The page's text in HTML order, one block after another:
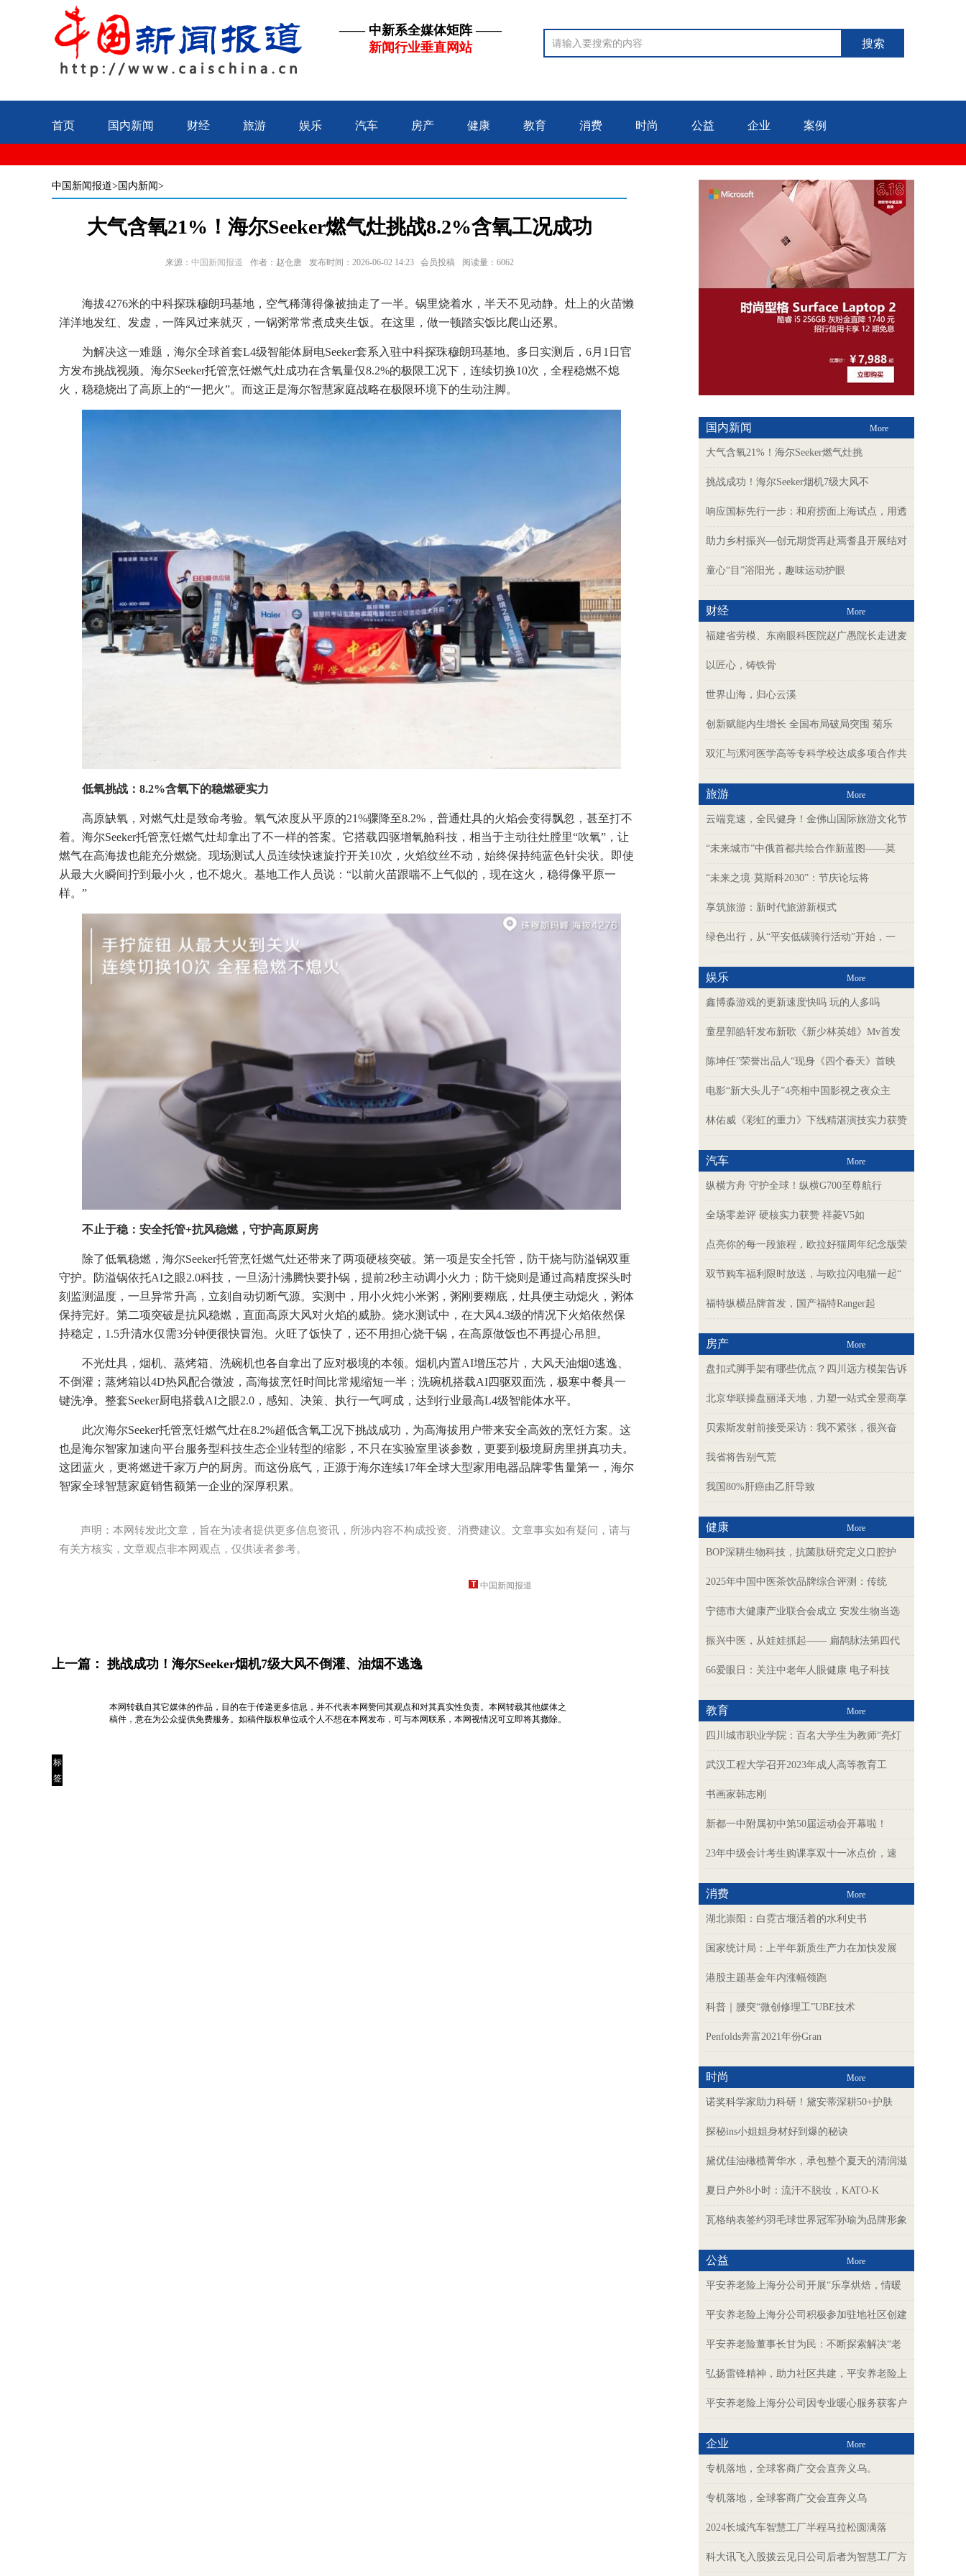
—— 中新系全媒体矩阵 ——
新闻行业垂直网站
搜索
首页 国内新闻 财经 旅游 娱乐 汽车 房产 健康 教育 消费 时尚 公益 企业 案例
中国新闻报道>国内新闻>
大气含氧21%！海尔Seeker燃气灶挑战8.2%含氧工况成功
来源： 中国新闻报道 作者：赵仓唐 发布时间：2026-06-02 14:23 会员投稿 阅读量：6062
海拔4276米的中科探珠穆朗玛基地，空气稀薄得像被抽走了一半。锅里烧着水，半天不见动静。灶上的火苗懒
洋洋地发红、发虚，一阵风过来就灭，一锅粥常常煮成夹生饭。在这里，做一顿踏实饭比爬山还累。
为解决这一难题，海尔全球首套L4级智能体厨电Seeker套系入驻中科探珠穆朗玛基地。多日实测后，6月1日官
方发布挑战视频。海尔Seeker托管烹饪燃气灶成功在含氧量仅8.2%的极限工况下，连续切换10次，全程稳燃不熄
火，稳稳烧出了高原上的“一把火”。而这正是海尔智慧家庭战略在极限环境下的生动注脚。
低氧挑战：8.2%含氧下的稳燃硬实力
高原缺氧，对燃气灶是致命考验。氧气浓度从平原的21%骤降至8.2%，普通灶具的火焰会变得飘忽，甚至打不
着。海尔Seeker托管烹饪燃气灶却拿出了不一样的答案。它搭载四驱增氧舱科技，相当于主动往灶膛里“吹氧”，让
燃气在高海拔也能充分燃烧。现场测试人员连续快速旋拧开关10次，火焰纹丝不动，始终保持纯蓝色针尖状。即使
从最大火瞬间拧到最小火，也不熄火。基地工作人员说：“以前火苗跟喘不上气似的，现在这火，稳得像平原一
样。”
不止于稳： 安全托管+抗风稳燃，守护高原厨房
除了低氧稳燃，海尔Seeker托管烹饪燃气灶还带来了两项硬核突破。第一项是安全托管，防干烧与防溢锅双重
守护。防溢锅依托AI之眼2.0科技，一旦汤汁沸腾快要扑锅，提前2秒主动调小火力；防干烧则是通过高精度探头时
刻监测温度，一旦异常升高，立刻自动切断气源。实测中，用小火炖小米粥，粥刚要糊底，灶具便主动熄火，粥体
保持完好。第二项突破是抗风稳燃，直面高原大风对火焰的威胁。烧水测试中，在大风4.3级的情况下火焰依然保
持稳定，1.5升清水仅需3分钟便很快冒泡。火旺了饭快了，还不用担心烧干锅，在高原做饭也不再提心吊胆。
不光灶具，烟机、蒸烤箱、洗碗机也各自拿出了应对极境的本领。烟机内置AI增压芯片，大风天油烟0逃逸、
不倒灌；蒸烤箱以4D热风配合微波，高海拔烹饪时间比常规缩短一半；洗碗机搭载AI四驱双面洗，极寒中餐具一
键洗净。整套Seeker厨电搭载AI之眼2.0，感知、决策、执行一气呵成，达到行业最高L4级智能体水平。
此次海尔Seeker托管烹饪燃气灶在8.2%超低含氧工况下挑战成功，为高海拔用户带来安全高效的烹饪方案。这
也是海尔智家加速向平台服务型科技生态企业转型的缩影，不只在实验室里谈参数，更要到极境厨房里拼真功夫。
这团蓝火，更将燃进千家万户的厨房。而这份底气，正源于海尔连续17年全球大型家用电器品牌零售量第一，海尔
智家全球智慧家庭销售额第一企业的深厚积累。
声明：本网转发此文章，旨在为读者提供更多信息资讯，所涉内容不构成投资、消费建议。文章事实如有疑问，请与
有关方核实，文章观点非本网观点，仅供读者参考。
中国新闻报道
上一篇： 挑战成功！海尔Seeker烟机7级大风不倒灌、油烟不逃逸
本网转载自其它媒体的作品，目的在于传递更多信息，并不代表本网赞同其观点和对其真实性负责。本网转载其他媒体之
稿件，意在为公众提供免费服务。如稿件版权单位或个人不想在本网发布，可与本网联系，本网视情况可立即将其撤除。
标
签
国内新闻 More
大气含氧21%！海尔Seeker燃气灶挑
挑战成功！海尔Seeker烟机7级大风不
响应国标先行一步：和府捞面上海试点，用透
助力乡村振兴—创元期货再赴焉耆县开展结对
童心“目”浴阳光，趣味运动护眼
财经 More
福建省劳模、东南眼科医院赵广愚院长走进麦
以匠心，铸铁骨
世界山海，归心云溪
创新赋能内生增长 全国布局破局突围 菊乐
双汇与漯河医学高等专科学校达成多项合作共
旅游 More
云端竞速，全民健身！金佛山国际旅游文化节
“未来城市”中俄首都共绘合作新蓝图——莫
“未来之境·莫斯科2030”：节庆论坛将
享筑旅游：新时代旅游新模式
绿色出行，从“平安低碳骑行活动”开始，一
娱乐 More
鑫博淼游戏的更新速度快吗 玩的人多吗
童星郭皓轩发布新歌《新少林英雄》Mv首发
陈坤任”荣誉出品人“现身《四个春天》首映
电影“新大头儿子”4亮相中国影视之夜众主
林佑威《彩虹的重力》下线精湛演技实力获赞
汽车 More
纵横方舟 守护全球！纵横G700至尊航行
全场零差评 硬核实力获赞 祥菱V5如
点亮你的每一段旅程，欧拉好猫周年纪念版荣
双节购车福利限时放送，与欧拉闪电猫一起“
福特纵横品牌首发，国产福特Ranger起
房产 More
盘扣式脚手架有哪些优点？四川远方模架告诉
北京华联操盘丽泽天地，力塑一站式全景商享
贝索斯发射前接受采访：我不紧张，很兴奋
我省将告别气荒
我国80%肝癌由乙肝导致
健康 More
BOP深耕生物科技，抗菌肽研究定义口腔护
2025年中国中医茶饮品牌综合评测：传统
宁德市大健康产业联合会成立 安发生物当选
振兴中医，从娃娃抓起—— 扁鹊脉法第四代
66爱眼日：关注中老年人眼健康 电子科技
教育 More
四川城市职业学院：百名大学生为教师“亮灯
武汉工程大学召开2023年成人高等教育工
书画家韩志刚
新都一中附属初中第50届运动会开幕啦！
23年中级会计考生购课享双十一冰点价，速
消费 More
湖北崇阳：白霓古堰活着的水利史书
国家统计局：上半年新质生产力在加快发展
港股主题基金年内涨幅领跑
科普｜腰突“微创修理工”UBE技术
Penfolds奔富2021年份Gran
时尚 More
诺奖科学家助力科研！黛安蒂深耕50+护肤
探秘ins小姐姐身材好到爆的秘诀
黛优佳油橄榄菁华水，承包整个夏天的清润滋
夏日户外8小时：流汗不脱妆，KATO-K
瓦格纳表签约羽毛球世界冠军孙瑜为品牌形象
公益 More
平安养老险上海分公司开展“乐享烘焙，情暖
平安养老险上海分公司积极参加驻地社区创建
平安养老险董事长甘为民：不断探索解决“老
弘扬雷锋精神，助力社区共建，平安养老险上
平安养老险上海分公司因专业暖心服务获客户
企业 More
专机落地，全球客商广交会直奔义乌。
专机落地，全球客商广交会直奔义乌
2024长城汽车智慧工厂半程马拉松圆满落
科大讯飞入股拨云见日公司后者为智慧工厂方